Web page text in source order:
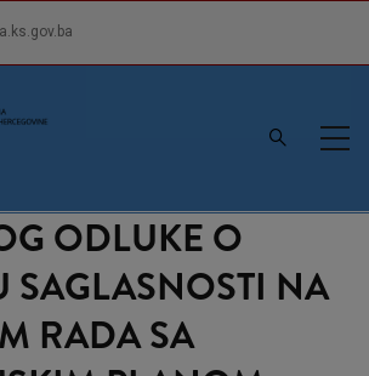
ODLUKE O
SAGLASNOSTI NA
RADA SA